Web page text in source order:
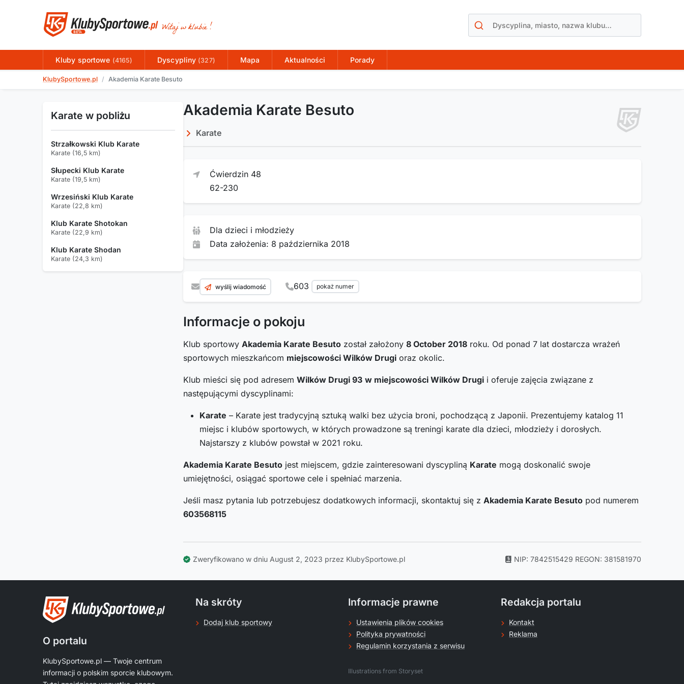
Kluby sportowe (4165) Dyscypliny (327) Mapa Aktualności Porady
KlubySportowe.pl Akademia Karate Besuto
Akademia Karate Besuto
Karate
Ćwierdzin 48
62-230
Dla dzieci i młodzieży
Data założenia: 8 października 2018
wyślij wiadomość 603 pokaż numer
Informacje o pokoju
Klub sportowy Akademia Karate Besuto został założony 8 October 2018 roku. Od ponad 7 lat dostarcza wrażeń
sportowych mieszkańcom miejscowości Wilków Drugi oraz okolic.
Klub mieści się pod adresem Wilków Drugi 93 w miejscowości Wilków Drugi i oferuje zajęcia związane z
następującymi dyscyplinami:
Karate – Karate jest tradycyjną sztuką walki bez użycia broni, pochodzącą z Japonii. Prezentujemy katalog 11
miejsc i klubów sportowych, w których prowadzone są treningi karate dla dzieci, młodzieży i dorosłych.
Najstarszy z klubów powstał w 2021 roku.
Akademia Karate Besuto jest miejscem, gdzie zainteresowani dyscypliną Karate mogą doskonalić swoje
umiejętności, osiągać sportowe cele i spełniać marzenia.
Jeśli masz pytania lub potrzebujesz dodatkowych informacji, skontaktuj się z Akademia Karate Besuto pod numerem
603568115
Zweryfikowano w dniu August 2, 2023 przez KlubySportowe.pl NIP: 7842515429 REGON: 381581970
Karate w pobliżu
Strzałkowski Klub Karate
Karate (16,5 km)
Słupecki Klub Karate
Karate (19,5 km)
Wrzesiński Klub Karate
Karate (22,8 km)
Klub Karate Shotokan
Karate (22,9 km)
Klub Karate Shodan
Karate (24,3 km)
O portalu
KlubySportowe.pl — Twoje centrum
informacji o polskim sporcie klubowym.
Na skróty
Dodaj klub sportowy
Informacje prawne
Ustawienia plików cookies
Polityka prywatności
Regulamin korzystania z serwisu
Illustrations from Storyset
Redakcja portalu
Kontakt
Reklama